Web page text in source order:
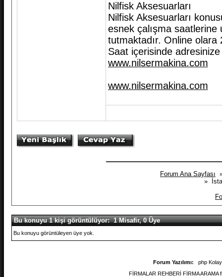
Nilfisk Aksesuarları
Nilfisk Aksesuarları
esnek çalışma
tutmaktadır. Online
Saat içerisinde adresinize
www.nilsermakina.com
www.nilsermakina.com
Forum Ana Sayfası
»
Bu konuyu 1 kişi görüntülüyor: 1 Misafir, 0 Üye
Bu konuyu görüntüleyen üye yok.
Forum Yazılımı:
php
FİRMALAR REHBERİ FİRMA